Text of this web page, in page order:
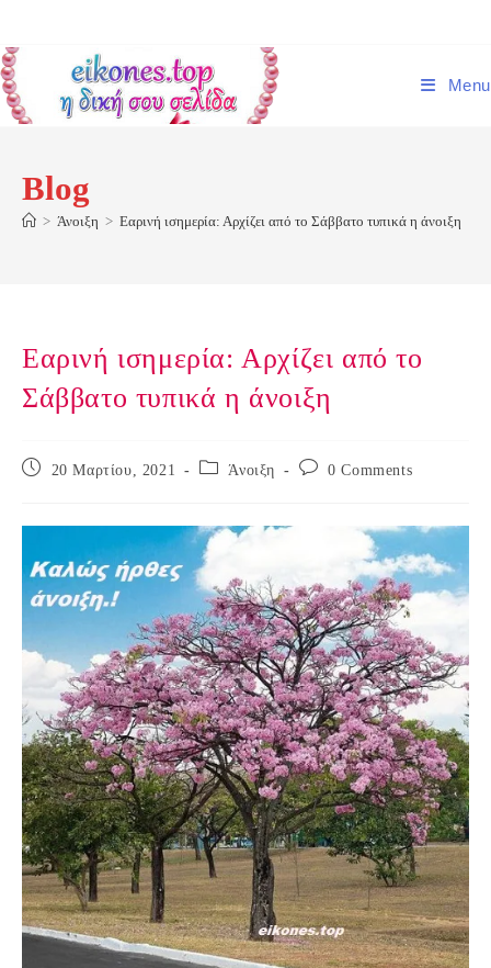
content
Menu
Blog
> Άνοιξη > Εαρινή ισημερία: Αρχίζει από το Σάββατο τυπικά η άνοιξη
Εαρινή ισημερία: Αρχίζει από το
Σάββατο τυπικά η άνοιξη
Post
20 Μαρτίου, 2021
Post Άνοιξη
Post 0 Comments